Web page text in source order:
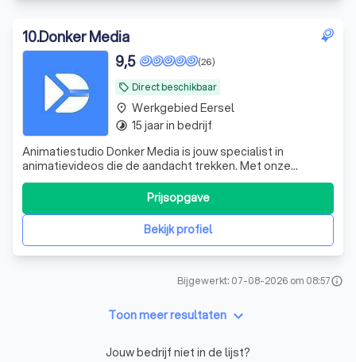
10.Donker Media
local_offer Direct beschikbaar
(26)
9,5
Animatiestudio Donker Media is jouw specialist in
animatievideos die de aandacht trekken. Met onze
animatie studio in Eindhoven verrassen we met creatieve
concepten die precies vertellen wat jij wilt overbrengen.
Dat doen we met een klein team van ervaren experts
vanuit Eindhoven, voor opdrachtgever
Bekijk profiel
Prijsopgave
place Werkgebied Eersel
timelapse 15 jaar in bedrijf
Bijgewerkt: 07-08-2026 om 08:57info
Toon meer resultaten keyboard_arrow_down
Jouw bedrijf niet in de lijst?